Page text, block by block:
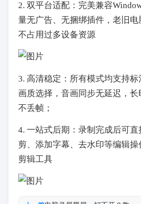
2. 双平台适配：完美兼容
量无广告、无捆绑插件，老旧电
不占用过多设备资源
3. 高清稳定：所有模式均支持
画质选择，音画同步无延迟，长
不丢帧；
4. 一站式后期：录制完成后可
剪、添加字幕、去水印等编辑
剪辑工具